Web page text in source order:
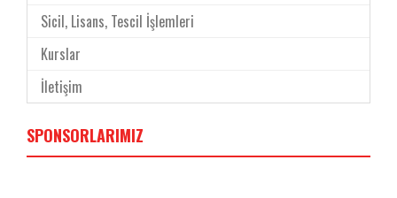
Sicil, Lisans, Tescil İşlemleri
Kurslar
İletişim
SPONSORLARIMIZ